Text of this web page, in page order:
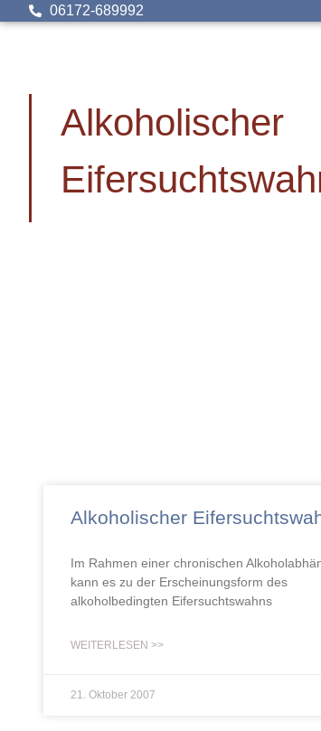
06172-689992
Alkoholischer
Alkoholischer
Im Rahmen einer chronischen
kann es zu der Erscheinungsform des
alkoholbedingten Eifersuchtswahns
WEITERLESEN >>
21. Oktober 2007